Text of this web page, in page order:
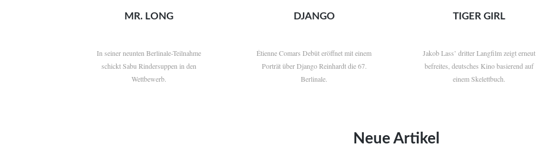
MR. LONG
In seiner neunten Berlinale-Teilnahme
schickt Sabu Rindersuppen in den
Wettbewerb.
DJANGO
Étienne Comars Debüt eröffnet mit einem
Porträt über Django Reinhardt die 67.
Berlinale.
TIGER GIRL
Jakob Lass’ dritter Langfilm zeigt erneut
befreites, deutsches Kino basierend auf
einem Skelettbuch.
Neue Artikel